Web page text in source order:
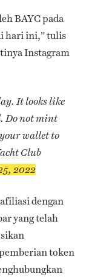
BAYC pada
hari ini,” tulis
Instagram
It looks like
Do not mint
wallet to
Club
2022
dengan
yang telah
token